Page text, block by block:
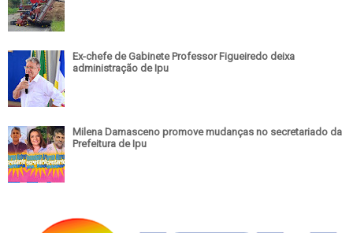
Ex-chefe de Gabinete Professor Figueiredo deixa
administração de Ipu
Milena Damasceno promove mudanças no secretariado da
Prefeitura de Ipu